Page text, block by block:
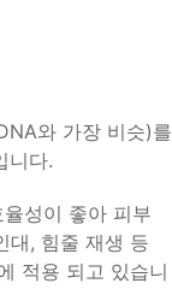
와 가장 비슷)를
니다.
성이 좋아 피부
대, 힘줄 재생 등
적용 되고 있습니